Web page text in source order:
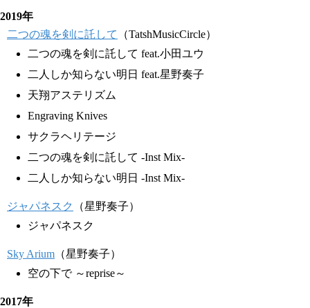
2019年
二つの魂を剣に託して
（TatshMusicCircle）
二つの魂を剣に託して feat.小田ユウ
二人しか知らない明日 feat.星野奏子
天翔アステリズム
Engraving Knives
サクラヘリテージ
二つの魂を剣に託して -Inst Mix-
二人しか知らない明日 -Inst Mix-
ジャパネスク
（星野奏子）
ジャパネスク
Sky Arium （星野奏子）
空の下で ～reprise～
2017年